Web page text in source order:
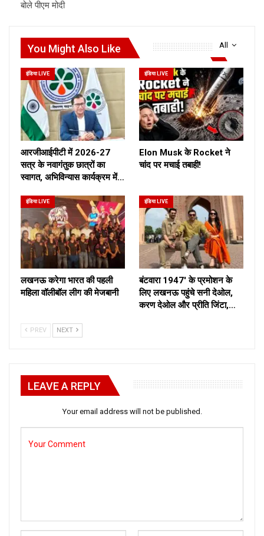
बोले पीएम मोदी
All
You Might Also Like
इंडिया LIVE
आरजीआईपीटी में 2026-27
सत्र के नवागंतुक छात्रों का
स्वागत, अभिविन्यास कार्यक्रम में…
इंडिया LIVE
Elon Musk के Rocket ने
चांद पर मचाई तबाही!
इंडिया LIVE
लखनऊ करेगा भारत की पहली
महिला वॉलीबॉल लीग की मेजबानी
इंडिया LIVE
बंटवारा 1947′ के प्रमोशन के
लिए लखनऊ पहुंचे सनी देओल,
करण देओल और प्रीति जिंटा,…
PREV NEXT
LEAVE A REPLY
Your email address will not be published.